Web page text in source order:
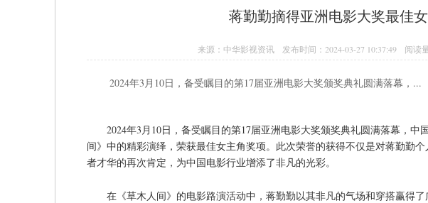
蒋勤勤摘得亚洲电影大奖最佳
来源：中华影视资讯 发布时间：2024-03-27 10:37:49 阅读
2024年3月10日，备受瞩目的第17届亚洲电影大奖颁奖典礼圆满落幕，...
2024年3月10日，备受瞩目的第17届亚洲电影大奖颁奖典礼圆满落幕，中
间》中的精彩演绎，荣获最佳女主角奖项。此次荣誉的获得不仅是对蒋勤勤
者才华的再次肯定，为中国电影行业增添了非凡的光彩。
在《草木人间》的电影路演活动中，蒋勤勤以其非凡的气场和穿搭赢得